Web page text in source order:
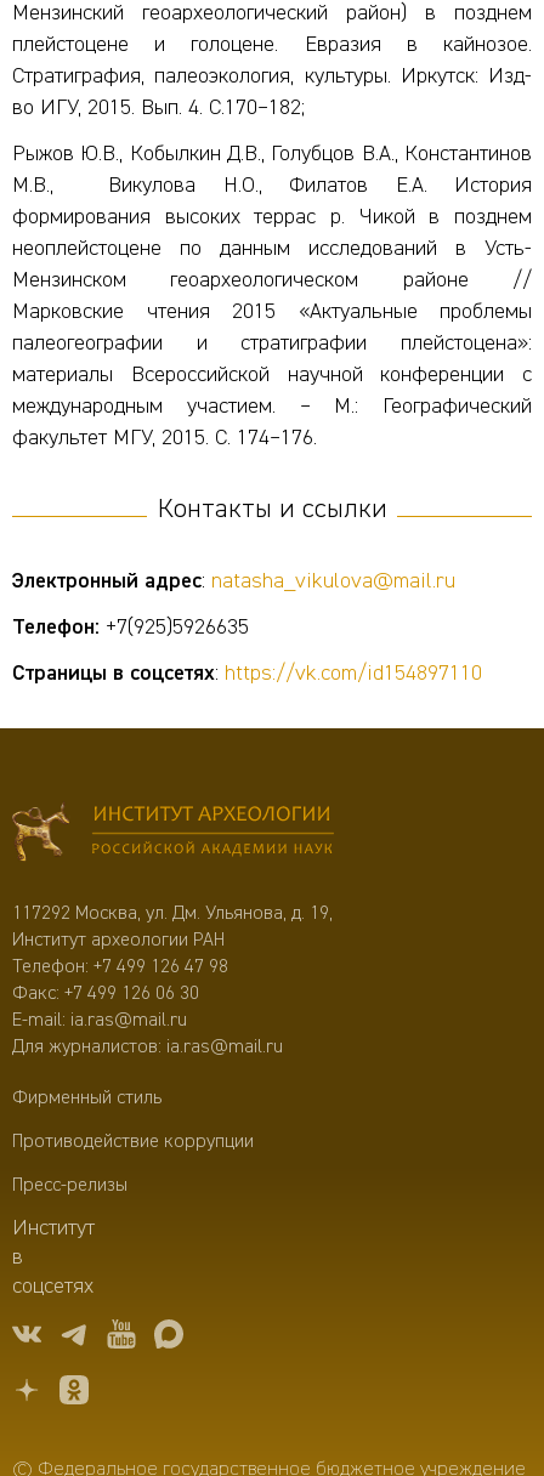
Мензинский геоархеологический район) в позднем
плейстоцене и голоцене. Евразия в кайнозое.
Стратиграфия, палеоэкология, культуры. Иркутск: Изд-
во ИГУ, 2015. Вып. 4. С.170–182;
Рыжов Ю.В., Кобылкин Д.В., Голубцов В.А., Константинов
М.В., Викулова Н.О., Филатов Е.А. История
формирования высоких террас р. Чикой в позднем
неоплейстоцене по данным исследований в Усть-
Мензинском геоархеологическом районе //
Марковские чтения 2015 «Актуальные проблемы
палеогеографии и стратиграфии плейстоцена»:
материалы Всероссийской научной конференции с
международным участием. – М.: Географический
факультет МГУ, 2015. С. 174–176.
Контакты и ссылки
Электронный адрес: natasha_vikulova@mail.ru
Телефон: +7(925)5926635
Страницы в соцсетях: https://vk.com/id154897110
117292 Москва, ул. Дм. Ульянова, д. 19,
Институт археологии РАН
Телефон: +7 499 126 47 98
Факс: +7 499 126 06 30
E-mail: ia.ras@mail.ru
Для журналистов: ia.ras@mail.ru
Фирменный стиль
Противодействие коррупции
Пресс-релизы
Институт
в
соцсетях
© Федеральное государственное бюджетное учреждение